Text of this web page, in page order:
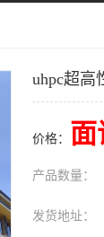
uhpc超高
价格： 面
产品数量：
发货地址：